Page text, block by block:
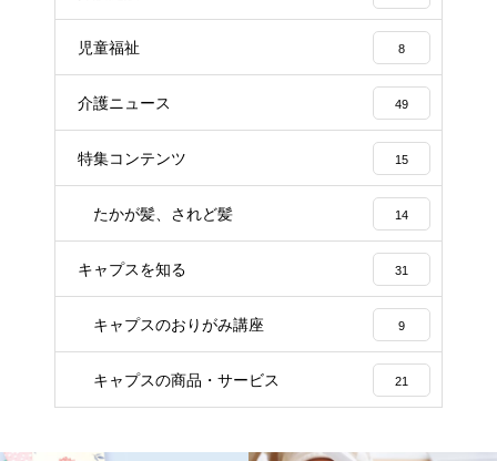
児童福祉 8
介護ニュース 49
特集コンテンツ 15
たかが髪、されど髪 14
キャプスを知る 31
キャプスのおりがみ講座 9
キャプスの商品・サービス 21